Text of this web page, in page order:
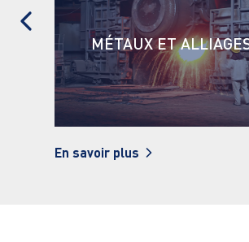
CIMENT
En savoir plus